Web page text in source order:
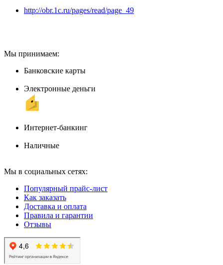
http://obr.1c.ru/pages/read/page_49
Мы принимаем:
Банковские карты
Электронные деньги
Интернет-банкинг
Наличные
Мы в социальных сетях:
Популярный прайс-лист
Как заказать
Доставка и оплата
Правила и гарантии
Отзывы